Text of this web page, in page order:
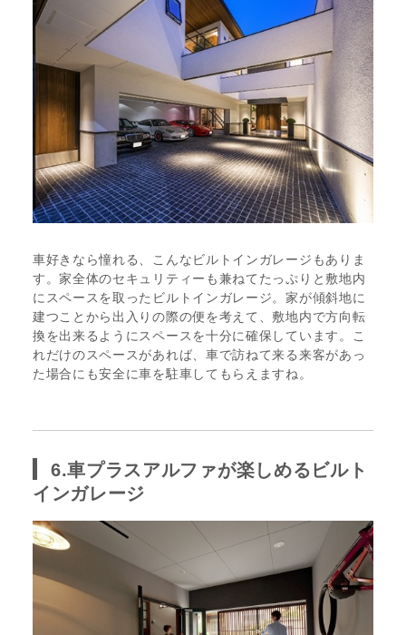
車好きなら憧れる、こんなビルトインガレージもありま
す。家全体のセキュリティーも兼ねてたっぷりと敷地内
にスペースを取ったビルトインガレージ。家が傾斜地に
建つことから出入りの際の便を考えて、敷地内で方向転
換を出来るようにスペースを十分に確保しています。こ
れだけのスペースがあれば、車で訪ねて来る来客があっ
た場合にも安全に車を駐車してもらえますね。
6.車プラスアルファが楽しめるビルト
インガレージ